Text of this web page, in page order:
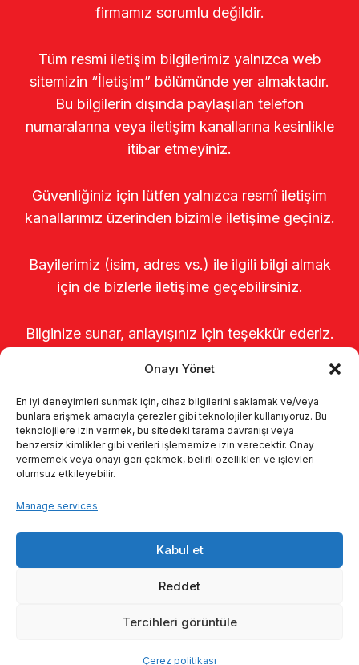
Onayı Yönet
En iyi deneyimleri sunmak için, cihaz bilgilerini saklamak ve/veya
bunlara erişmek amacıyla çerezler gibi teknolojiler kullanıyoruz. Bu
teknolojilere izin vermek, bu sitedeki tarama davranışı veya
benzersiz kimlikler gibi verileri işlememize izin verecektir. Onay
vermemek veya onayı geri çekmek, belirli özellikleri ve işlevleri
olumsuz etkileyebilir.
Manage services
Kabul et
Reddet
Tercihleri görüntüle
Çerez politikası
firmamız sorumlu değildir.
Tüm resmi iletişim bilgilerimiz yalnızca web
sitemizin “İletişim” bölümünde yer almaktadır.
Bu bilgilerin dışında paylaşılan telefon
numaralarına veya iletişim kanallarına kesinlikle
itibar etmeyiniz.
Güvenliğiniz için lütfen yalnızca resmî iletişim
kanallarımız üzerinden bizimle iletişime geçiniz.
Bayilerimiz (isim, adres vs.) ile ilgili bilgi almak
için de bizlerle iletişime geçebilirsiniz.
Bilginize sunar, anlayışınız için teşekkür ederiz.
Kalite politikamız
© 2026 Enka Tarım